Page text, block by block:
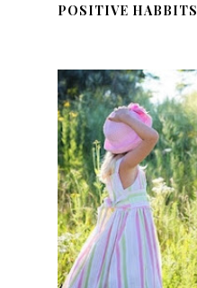
POSITIVE HABBITS